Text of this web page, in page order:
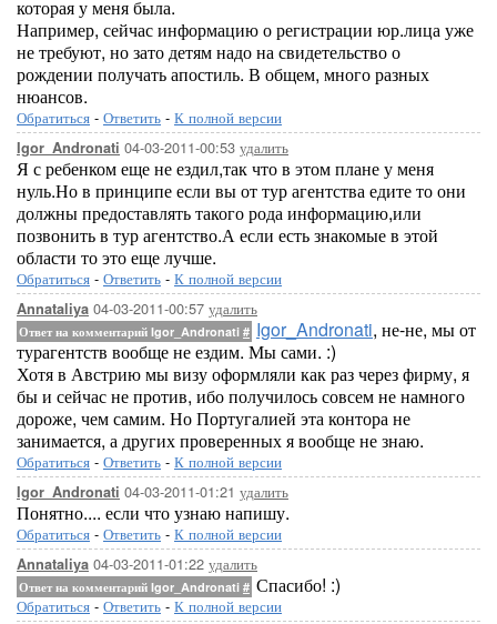
которая у меня была.
Например, сейчас информацию о регистрации юр.лица уже
не требуют, но зато детям надо на свидетельство о
рождении получать апостиль. В общем, много разных
нюансов.
Обратиться - Ответить - К полной версии
Igor_Andronati 04-03-2011-00:53 удалить
Я с ребенком еще не ездил,так что в этом плане у меня
нуль.Но в принципе если вы от тур агентства едите то они
должны предоставлять такого рода информацию,или
позвонить в тур агентство.А если есть знакомые в этой
области то это еще лучше.
Обратиться - Ответить - К полной версии
Annataliya 04-03-2011-00:57 удалить
Ответ на комментарий Igor_Andronati # Igor_Andronati, не-не, мы от
турагентств вообще не ездим. Мы сами. :)
Хотя в Австрию мы визу оформляли как раз через фирму, я
бы и сейчас не против, ибо получилось совсем не намного
дороже, чем самим. Но Португалией эта контора не
занимается, а других проверенных я вообще не знаю.
Обратиться - Ответить - К полной версии
Igor_Andronati 04-03-2011-01:21 удалить
Понятно.... если что узнаю напишу.
Обратиться - Ответить - К полной версии
Annataliya 04-03-2011-01:22 удалить
Ответ на комментарий Igor_Andronati # Спасибо! :)
Обратиться - Ответить - К полной версии